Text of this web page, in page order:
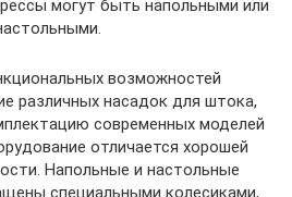
могут быть напольными или
возможностей
различных насадок для штока,
современных моделей
отличается хорошей
Напольные и настольные
специальными колесиками,